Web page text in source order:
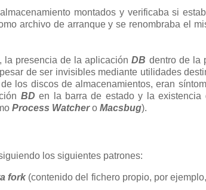
montados y verificaba si
archivo de arranque y se renombraba el
la presencia de la aplicaciónDB dentro de la
de ser invisibles mediante utilidades
los discos de almacenamientos, eran
BD en la barra de estado y la existencia
Process Watchero Macsbug).
los siguientes patrones:
fork (contenido del fichero propio, por ejemplo,